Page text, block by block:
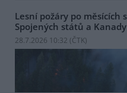
Lesní požáry po měsících
Spojených států a Kanady
28.7.2026 10:32 (ČTK)